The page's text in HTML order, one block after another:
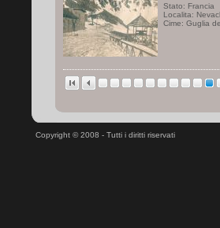
Stato: Francia
Localita:
Cime: Guglia
Copyright © 2008 - Tutti i diritti riservati